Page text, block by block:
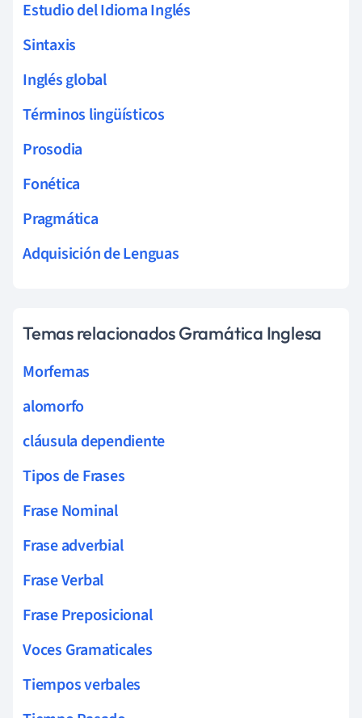
Estudio del Idioma Inglés
Sintaxis
Inglés global
Términos lingüísticos
Prosodia
Fonética
Pragmática
Adquisición de Lenguas
Temas relacionados Gramática Inglesa
Morfemas
alomorfo
cláusula dependiente
Tipos de Frases
Frase Nominal
Frase adverbial
Frase Verbal
Frase Preposicional
Voces Gramaticales
Tiempos verbales